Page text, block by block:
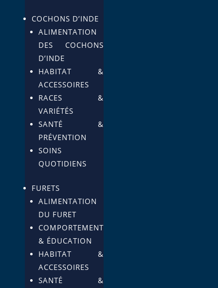
COCHONS D’INDE
ALIMENTATION
DES COCHONS
D’INDE
HABITAT &
ACCESSOIRES
RACES &
VARIÉTÉS
SANTÉ &
PRÉVENTION
SOINS
QUOTIDIENS
FURETS
ALIMENTATION
DU FURET
COMPORTEMENT
& ÉDUCATION
HABITAT &
ACCESSOIRES
SANTÉ &